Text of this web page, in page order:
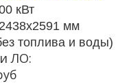
кВт
мм
топлива и воды)
ЛО: